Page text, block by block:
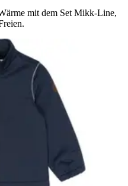
mit dem Set Mikk-Line,